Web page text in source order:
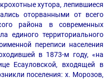
хутора, лепившиеся
оторванными от всего
района в современных
единого территориального
переписи населения
в 1873-м году, «на
Есауловской, входящей в
поселения: х. Морозов,